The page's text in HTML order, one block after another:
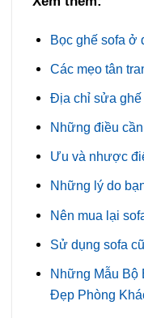
Bọc ghế sofa ở
Các mẹo tân
Địa chỉ sửa ghế
Những điều
Ưu và nhược
Những lý do
Nên mua lại
Sử dụng sofa
Những Mẫu Bộ
Đẹp Phòng